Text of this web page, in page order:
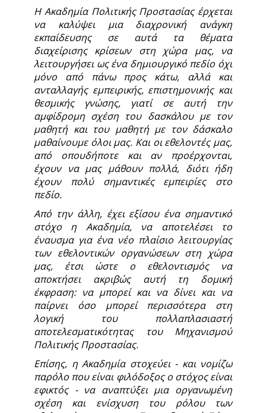
Η Ακαδημία Πολιτικής Προστασίας έρχεται
να καλύψει μια διαχρονική ανάγκη
εκπαίδευσης σε αυτά τα θέματα
διαχείρισης κρίσεων στη χώρα μας, να
λειτουργήσει ως ένα δημιουργικό πεδίο όχι
μόνο από πάνω προς κάτω, αλλά και
ανταλλαγής εμπειρικής, επιστημονικής και
θεσμικής γνώσης, γιατί σε αυτή την
αμφίδρομη σχέση του δασκάλου με τον
μαθητή και του μαθητή με τον δάσκαλο
μαθαίνουμε όλοι μας. Και οι εθελοντές μας,
από οπουδήποτε και αν προέρχονται,
έχουν να μας μάθουν πολλά, διότι ήδη
έχουν πολύ σημαντικές εμπειρίες στο
πεδίο.
Από την άλλη, έχει εξίσου ένα σημαντικό
στόχο η Ακαδημία, να αποτελέσει το
έναυσμα για ένα νέο πλαίσιο λειτουργίας
των εθελοντικών οργανώσεων στη χώρα
μας, έτσι ώστε ο εθελοντισμός να
αποκτήσει ακριβώς αυτή τη δομική
έκφραση: να μπορεί και να δίνει και να
παίρνει όσο μπορεί περισσότερα στη
λογική του πολλαπλασιαστή
αποτελεσματικότητας του Μηχανισμού
Πολιτικής Προστασίας.
Επίσης, η Ακαδημία στοχεύει - και νομίζω
παρόλο που είναι φιλόδοξος ο στόχος είναι
εφικτός - να αναπτύξει μια οργανωμένη
σχέση και ενίσχυση του ρόλου των